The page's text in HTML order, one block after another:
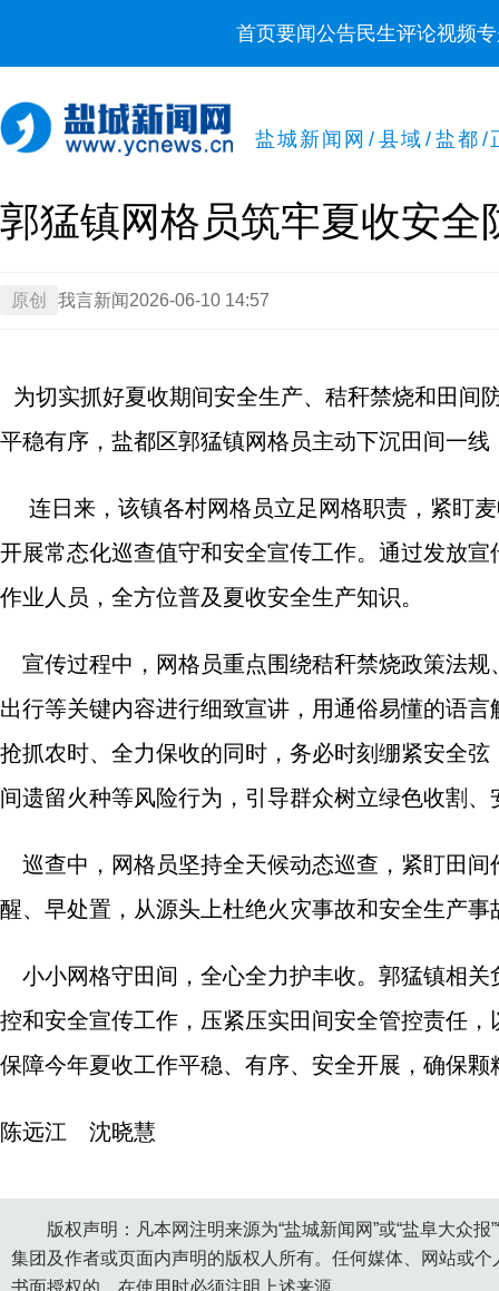
首页要闻公告民生评论视频
盐城新闻网 / 县域 / 盐都 /
郭猛镇网格员筑牢夏收安全
原创 我言新闻 2026-06-10 14:57
为切实抓好夏收期间安全生产、秸秆禁烧和田间
平稳有序，盐都区郭猛镇网格员主动下沉田间一
连日来，该镇各村网格员立足网格职责，紧盯
开展常态化巡查值守和安全宣传工作。通过发放
作业人员，全方位普及夏收安全生产知识。
宣传过程中，网格员重点围绕秸秆禁烧政策法
出行等关键内容进行细致宣讲，用通俗易懂的语
抢抓农时、全力保收的同时，务必时刻绷紧安全
间遗留火种等风险行为，引导群众树立绿色收割
巡查中，网格员坚持全天候动态巡查，紧盯田
醒、早处置，从源头上杜绝火灾事故和安全生产
小小网格守田间，全心全力护丰收。郭猛镇相
控和安全宣传工作，压紧压实田间安全管控责任
保障今年夏收工作平稳、有序、安全开展，确保颗
陈远江 沈晓慧
版权声明：凡本网注明来源为“盐城新闻网”或“盐阜大众
集团及作者或页面内声明的版权人所有。任何媒体、网站或
书面授权的，在使用时必须注明上述来源。